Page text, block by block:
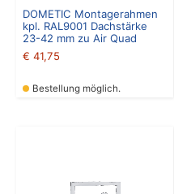
DOMETIC Montagerahmen
kpl. RAL9001 Dachstärke
23-42 mm zu Air Quad
€ 41,75
Bestellung möglich.